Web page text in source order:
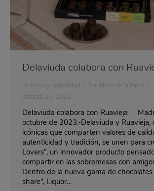
Delaviuda colabora con
Noticias y actualidad Por Alicia de la Hera
octubre 23, 2023
Delaviuda colabora con Ruavieja
octubre de 2023.-Delaviuda y Ruavieja,
icónicas que comparten valores de
autenticidad y tradición, se unen para
Lovers”, un innovador producto
compartir en las sobremesas con
Dentro de la nueva gama de chocolates
share”, Liquor…